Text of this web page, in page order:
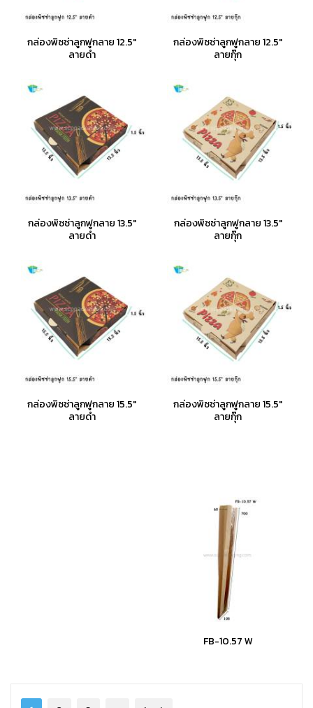
กล่องพิซซ่าลูกฟูกลาย 12.5"
ลายดำ
กล่องพิซซ่าลูกฟูกลาย 12.5"
ลายกุ๊ก
กล่องพิซซ่าลูกฟูกลาย 13.5"
ลายดำ
กล่องพิซซ่าลูกฟูกลาย 13.5"
ลายกุ๊ก
กล่องพิซซ่าลูกฟูกลาย 15.5"
ลายดำ
กล่องพิซซ่าลูกฟูกลาย 15.5"
ลายกุ๊ก
FB-10.57 W